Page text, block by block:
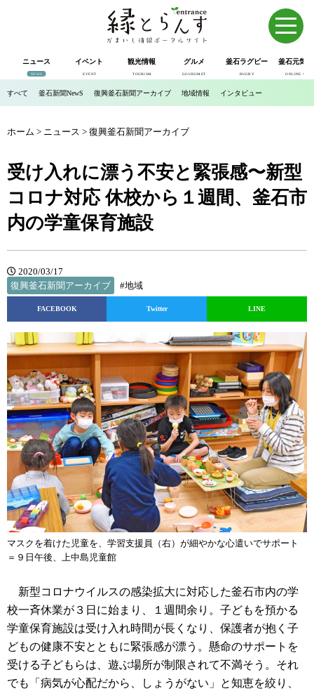
ニュース
NEWS
イベント
EVENT
観光情報
TOURISM
グルメ
GOURUMET
釜石ラグビー
RUGBY
釜石元気
ONLINE SHOP
すべて 釜石新聞NewS 復興釜石新聞アーカイブ 地域情報 インタビュー
ホーム > ニュース > 復興釜石新聞アーカイブ
受け入れに漂う不安と緊張感〜新型
コロナ対応 休校から１週間、釜石市
内の学童保育施設
2020/03/17
復興釜石新聞アーカイブ
#地域
FACEBOOK Twitter LINE
マスクを着けた児童を、学習支援員（右）が細やかな心遣いでサポート
＝９日午後、上中島児童館
新型コロナウイルスの感染拡大に対応した釜石市内の学
校一斉休業が３日に始まり、１週間余り。子どもを預かる
学童保育施設は受け入れ時間が長くなり、保護者が抱く子
どもの健康不安とともに緊張感が漂う。懸命のサポートを
受ける子どもらは、遊ぶ場所が制限されて不満そう。それ
でも「病気が心配だから、しょうがない」と知恵を絞り、